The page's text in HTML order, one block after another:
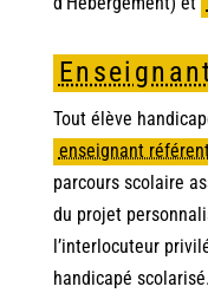
Tout élève
enseignant
parcours scolaire
du projet
l’interlocuteur
handicapé scolarisé.